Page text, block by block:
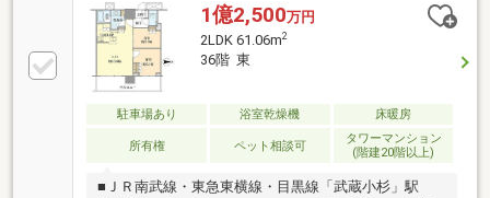
を育むセンターリビング設計・主寝室にWICを設置・
LD含む3室が南面バルコニーに面します・コンシェル
ジュサービス有▼設備・床暖房(LD)・食洗機・ディス
ポーザー・ミストサウナ▼周辺環境・イトーヨーカド
ー武蔵小杉駅前店 徒歩3分(約210m)■ ご希望の住まい
探しをお手伝いします ━━━━━・・・物件の詳細・
ご相談はお気軽にお問い合わせください。
1億2,500万円
2LDK 61.06m2
36階 東
駐車場あり 浴室乾燥機 床暖房
所有権 ペット相談可
タワーマンション
(階建20階以上)
■ＪＲ南武線・東急東横線・目黒線「武蔵小杉」駅